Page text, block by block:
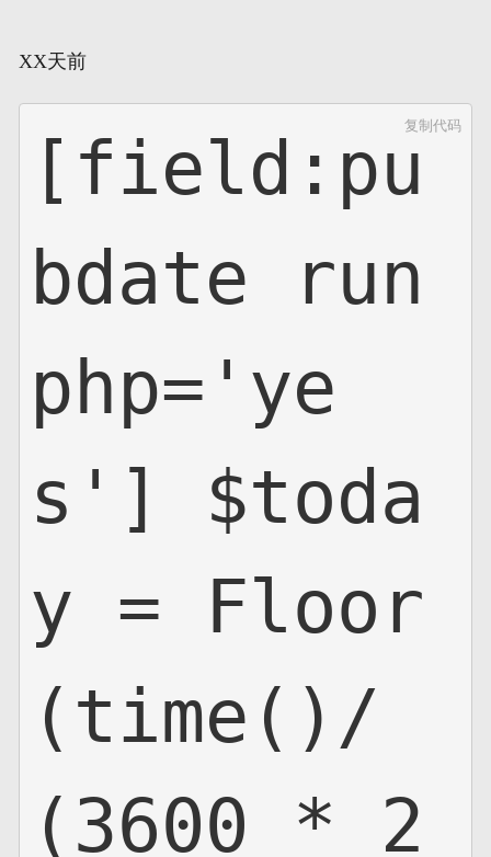
XX天前
复制代码
[field:pu
bdate run
php='ye
s'] $toda
y = Floor
(time()/
(3600 * 2